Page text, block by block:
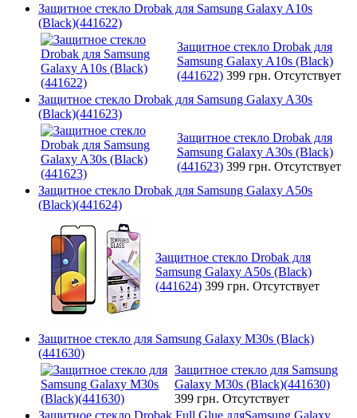
Защитное стекло Drobak для Samsung Galaxy A10s
(Black)(441622)
Защитное стекло Drobak для
Samsung Galaxy A10s (Black)
(441622) 399 грн. Отсутствует
Защитное стекло Drobak для Samsung Galaxy A30s
(Black)(441623)
Защитное стекло Drobak для
Samsung Galaxy A30s (Black)
(441623) 399 грн. Отсутствует
Защитное стекло Drobak для Samsung Galaxy A50s
(Black)(441624)
Защитное стекло Drobak для
Samsung Galaxy A50s (Black)
(441624) 399 грн. Отсутствует
Защитное стекло для Samsung Galaxy M30s (Black)
(441630)
Защитное стекло для Samsung
Galaxy M30s (Black)(441630)
399 грн. Отсутствует
Защитное стекло Drobak Full Glue дляSamsung Galaxy